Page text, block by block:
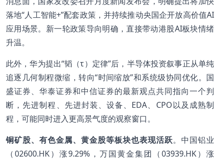
落地“人工智能+”配套政策，并持续推动央国企开放高价值AI
应用场景。新一轮政策导向明确，直接带动港股AI板块情绪
升温。
此外，华为提出“韬（τ）定律”后，半导体投资叙事正从单纯
追逐几何制程微缩，转向“时间缩放”和系统级协同优化。国
盛证券、华泰证券和中信证券的最新观点共同指向一个判
断，先进制程、先进封装、设备、EDA、CPO以及成熟制
程，可能同时进入更高景气度的观察窗口。
铜矿股、有色金属、黄金股等板块也表现活跃。中国铝业
（02600.HK）涨9.29%，万国黄金集团（03939.HK）涨